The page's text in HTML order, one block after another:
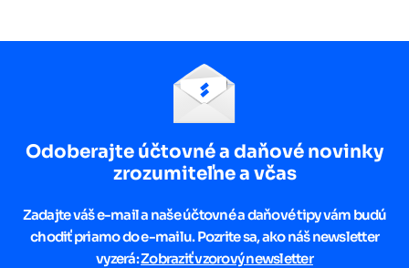
Odoberajte účtovné a daňové novinky
zrozumiteľne a včas
Zadajte váš e-mail a naše účtovné a daňové tipy vám budú
chodiť priamo do e-mailu. Pozrite sa, ako náš newsletter
vyzerá:Zobraziť vzorový newsletter